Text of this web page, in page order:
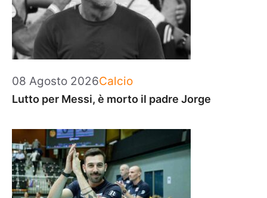
08 Agosto 2026Categorie
Calcio
Lutto per Messi, è morto il padre Jorge